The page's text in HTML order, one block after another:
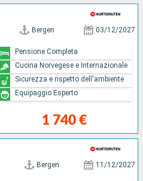
Bergen 03/12/2027
1 740 €
Pensione Completa
Cucina Norvegese e Internazionale
Sicurezza e rispetto dell'ambiente
Equipaggio Esperto
Bergen 11/12/2027